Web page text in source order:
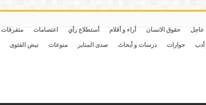
عاجل حقوق الانسان أراء و أقلام أستطلاع رأي اعتصامات متفرقات
أدب حوارات درسات و أبحاث صدى المنابر منوعات نبض الفتوى